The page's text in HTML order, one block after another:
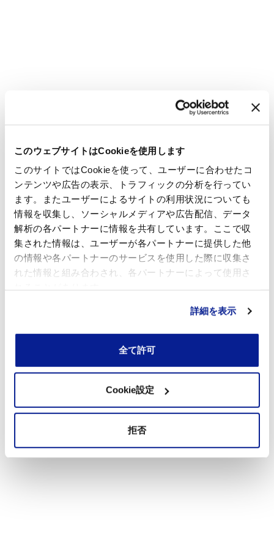
このウェブサイトはCookieを使用します
このサイトではCookieを使って、ユーザーに合わせたコ
ンテンツや広告の表示、トラフィックの分析を行ってい
ます。またユーザーによるサイトの利用状況についても
情報を収集し、ソーシャルメディアや広告配信、データ
解析の各パートナーに情報を共有しています。ここで収
集された情報は、ユーザーが各パートナーに提供した他
の情報や各パートナーのサービスを使用した際に収集さ
れた情報と組み合わされ、各パートナーによって使用さ
詳細を表示
全て許可
Cookie設定
拒否